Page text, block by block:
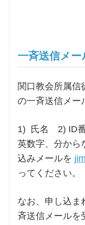
一斉送信メ
関口教会所属信
の一斉送信メー
1) 氏名 2) ID番
英数字、分から
込みメールを
ってください。
なお、申し込ま
斉送信メールを